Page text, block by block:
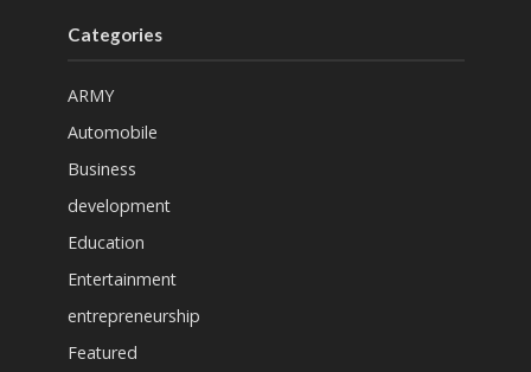
Categories
ARMY
Automobile
Business
development
Education
Entertainment
entrepreneurship
Featured